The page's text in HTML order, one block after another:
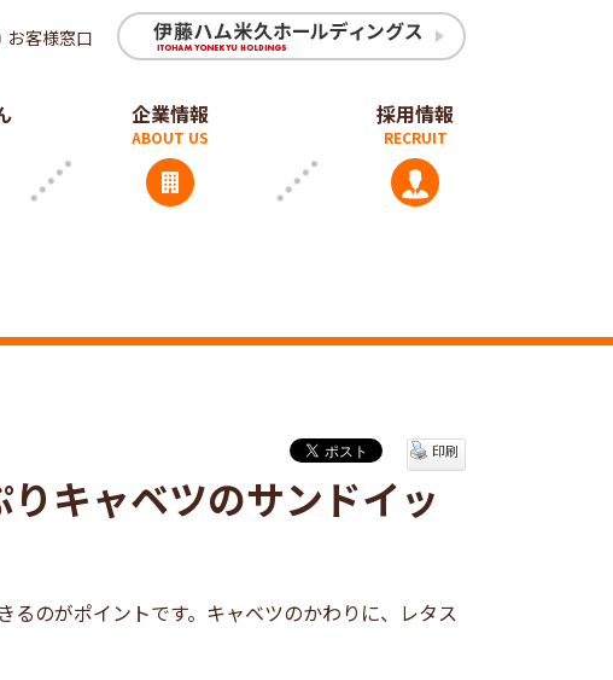
お客様窓口
企業情報 採用情報
キャベツのサンドイッ
印刷
るのがポイントです。キャベツのかわりに、レタス